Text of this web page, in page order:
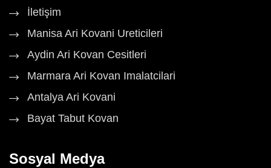
İletişim
Manisa Ari Kovani Ureticileri
Aydin Ari Kovan Cesitleri
Marmara Ari Kovan Imalatcilari
Antalya Ari Kovani
Bayat Tabut Kovan
Sosyal Medya